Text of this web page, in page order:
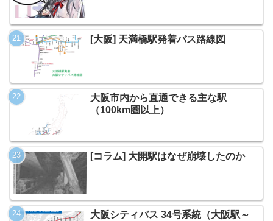
[大阪] 天満橋駅発着バス路線図
大阪市内から直通できる主な駅
（100km圏以上）
[コラム] 大開駅はなぜ崩壊したのか
大阪シティバス 34号系統（大阪駅～